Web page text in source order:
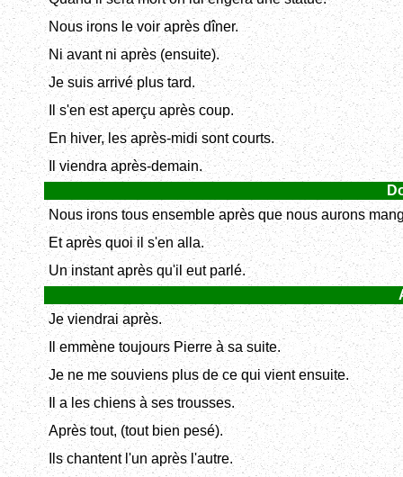
Nous irons le voir après dîner.
Ni avant ni après (ensuite).
Je suis arrivé plus tard.
Il s'en est aperçu après coup.
En hiver, les après-midi sont courts.
Il viendra après-demain.
Nous irons tous ensemble après que nous aurons
Et après quoi il s'en alla.
Un instant après qu'il eut parlé.
Je viendrai après.
Il emmène toujours Pierre à sa suite.
Je ne me souviens plus de ce qui vient ensuite.
Il a les chiens à ses trousses.
Après tout, (tout bien pesé).
Ils chantent l'un après l'autre.